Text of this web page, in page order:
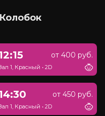
от 400 руб.
1, Красный • 2D
от 450 руб.
1, Красный • 2D